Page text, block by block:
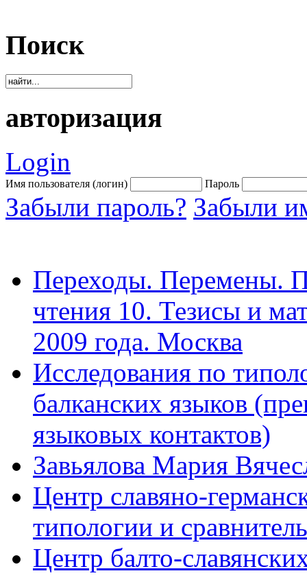
Поиск
авторизация
Login
Имя пользователя (логин) Пароль
Забыли пароль? Забыли
Переходы. Перемены.
чтения 10. Тезисы и
2009 года. Москва
Исследования по
балканских языков
языковых контактов)
Завьялова Мария
Центр славяно-
типологии и
Центр балто-